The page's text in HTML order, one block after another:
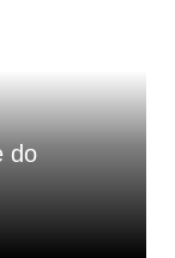
do